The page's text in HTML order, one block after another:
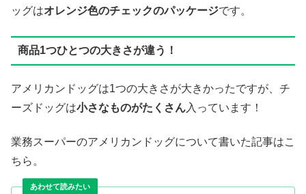
ッグはオレンジ色のチェックのパッケージです。
商品1つひとつの大きさが違う！
アメリカンドッグは1つの大きさが大きかったですが、チ
ーズドッグは小さなものがたくさん入っています！
業務スーパーのアメリカンドッグについて書いた記事はこ
ちら。